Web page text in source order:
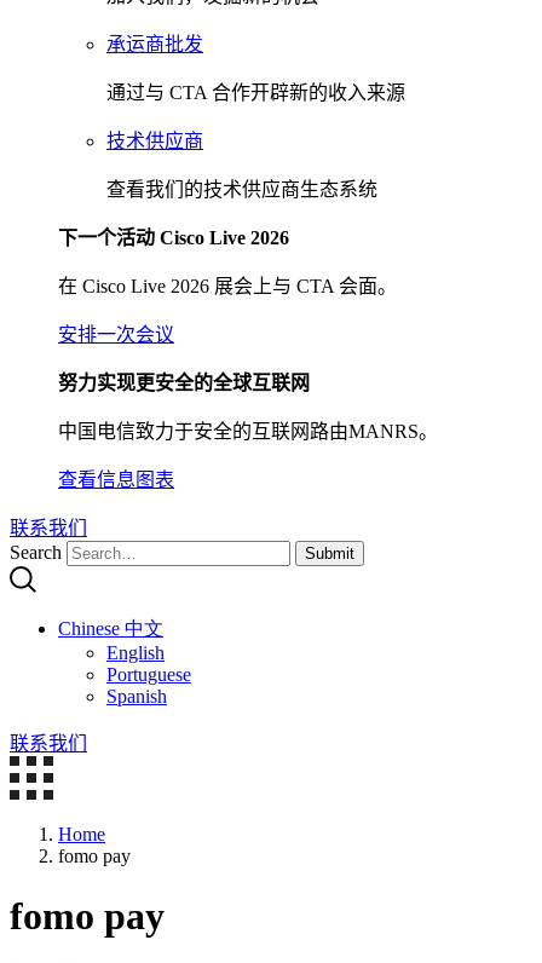
承运商批发
通过与 CTA 合作开辟新的收入来源
技术供应商
查看我们的技术供应商生态系统
下一个活动 Cisco Live 2026
在 Cisco Live 2026 展会上与 CTA 会面。
安排一次会议
努力实现更安全的全球互联网
中国电信致力于安全的互联网路由MANRS。
查看信息图表
联系我们
Search
Submit
Chinese 中文
English
Portuguese
Spanish
联系我们
Home
fomo pay
fomo pay